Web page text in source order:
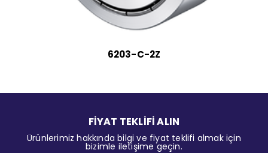
6203-C-2Z
FİYAT TEKLİFİ ALIN
Ürünlerimiz hakkında bilgi ve fiyat teklifi almak için
bizimle iletişime geçin.